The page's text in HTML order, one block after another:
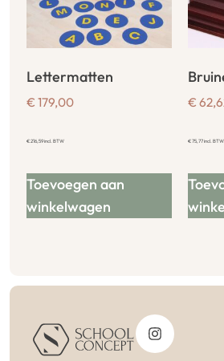
Lettermatten
€ 179,00
€216,59incl. BTW
Toevoegen aan
winkelwagen
€
€75,77incl. BTW